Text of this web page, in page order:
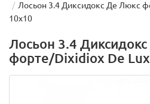
Лосьон 3.4 Диксидокс Де Люкс
10x10
Лосьон 3.4
форте/Dixidiox De